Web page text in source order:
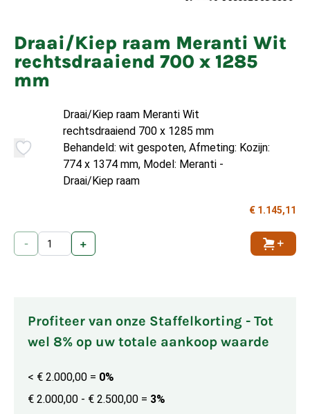
Draai/Kiep raam Meranti Wit
rechtsdraaiend 700 x 1285
mm
Draai/Kiep raam Meranti Wit
rechtsdraaiend 700 x 1285 mm
Behandeld: wit gespoten, Afmeting: Kozijn:
774 x 1374 mm, Model: Meranti -
Draai/Kiep raam
€ 1.145,11
- +
Profiteer van onze Staffelkorting - Tot
wel 8% op uw totale aankoop waarde
< € 2.000,00 = 0%
€ 2.000,00 - € 2.500,00 = 3%